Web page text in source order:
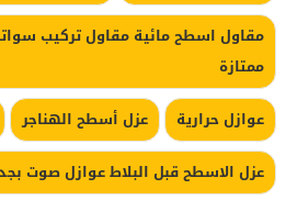
مقاول اسطح مائية مقاول تركيب
ممتازة
عوازل حرارية
عزل أسطح الهناجر
عزل الاسطح قبل البلاط عوازل صوت